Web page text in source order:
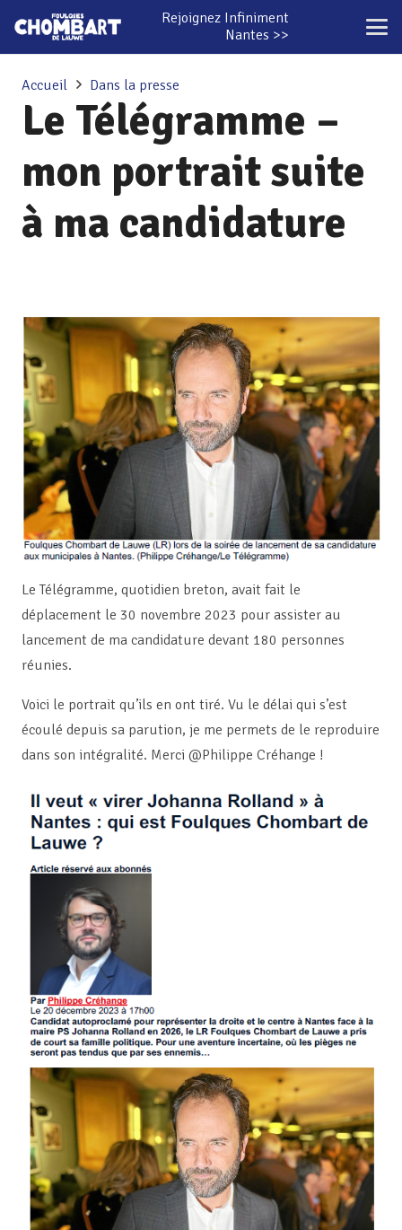
Rejoignez Infiniment
Nantes >>
Accueil Dans la presse
Le Télégramme –
mon portrait suite
à ma candidature
Le Télégramme, quotidien breton, avait fait le
déplacement le 30 novembre 2023 pour assister au
lancement de ma candidature devant 180 personnes
réunies.
Voici le portrait qu’ils en ont tiré. Vu le délai qui s’est
écoulé depuis sa parution, je me permets de le reproduire
dans son intégralité. Merci @Philippe Créhange !